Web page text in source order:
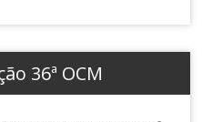
36ª OCM